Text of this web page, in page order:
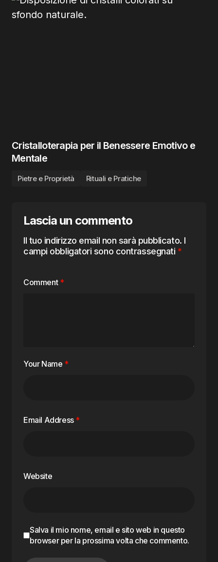
Cristalloterapia per il Benessere Emotivo e
Mentale
Pietre e Proprietà Rituali e Pratiche
Lascia un commento
Il tuo indirizzo email non sarà pubblicato. I
campi obbligatori sono contrassegnati *
Comment *
Your Name *
Email Address *
Website
Salva il mio nome, email e sito web in questo
browser per la prossima volta che commento.